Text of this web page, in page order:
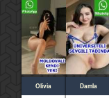
Olivia Damla